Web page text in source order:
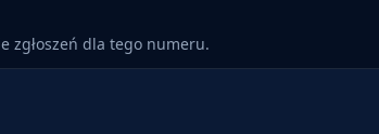
zgłoszeń dla tego numeru.